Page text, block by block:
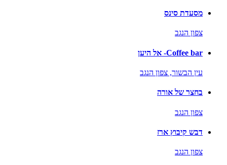
מסעדת סינס
צפון הנגב
Coffee bar- אל היען
עין הבשור, צפון הנגב
בחצר של אורה
צפון הנגב
דבש קיבוץ ארז
צפון הנגב